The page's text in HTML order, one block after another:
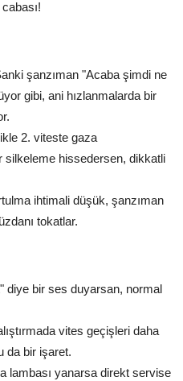
şanzıman "Acaba şimdi ne
gibi, ani hızlanmalarda bir
2. viteste gaza
silkeleme hissedersen, dikkatli
ihtimali düşük, şanzıman
tokatlar.
diye bir ses duyarsan, normal
vites geçişleri daha
da bir işaret.
lambası yanarsa direkt servise